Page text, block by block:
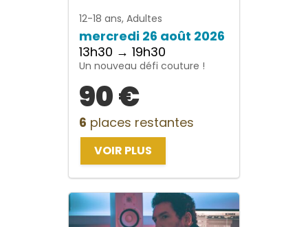
12-18 ans, Adultes
mercredi 26 août 2026
13h30 → 19h30
Un nouveau défi couture !
90 €
6 places restantes
VOIR PLUS